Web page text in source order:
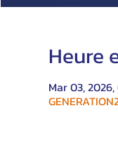
Heure
Mar 03,